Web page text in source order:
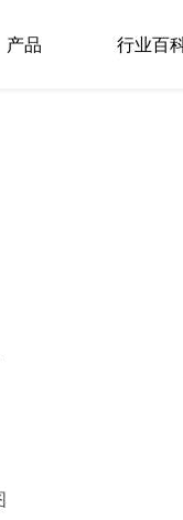
产品 行业百